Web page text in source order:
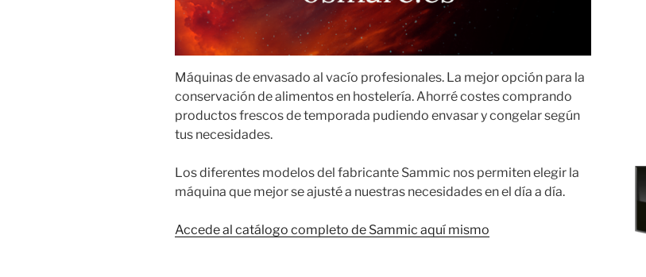
Máquinas de envasado al vacío profesionales. La mejor opción para la
conservación de alimentos en hostelería. Ahorré costes comprando
productos frescos de temporada pudiendo envasar y congelar según
tus necesidades.
Los diferentes modelos del fabricante Sammic nos permiten elegir la
máquina que mejor se ajusté a nuestras necesidades en el día a día.
Accede al catálogo completo de Sammic aquí mismo